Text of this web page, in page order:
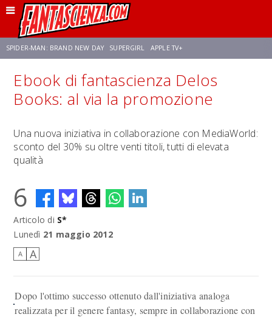
SPIDER-MAN: BRAND NEW DAY SUPERGIRL APPLE TV+
FRANCO RICCIARDIELLO ZENDAYA STAR TREK AVENGERS: DOOMSDAY
Ebook di fantascienza Delos
Books: al via la promozione
Una nuova iniziativa in collaborazione con MediaWorld:
sconto del 30% su oltre venti titoli, tutti di elevata
qualità
6
Articolo di S*
Lunedì 21 maggio 2012
A A
Dopo l'ottimo successo ottenuto dall'iniziativa analoga
realizzata per il genere fantasy, sempre in collaborazione con